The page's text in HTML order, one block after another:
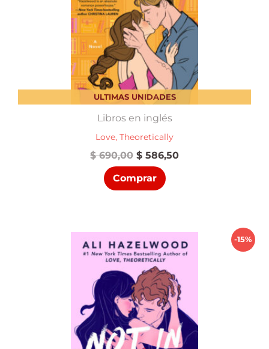
ULTIMAS UNIDADES
Libros en inglés
Love, Theoretically
$690,00 El
precio
original
era:
$ 586,50El
Comprar
-15%